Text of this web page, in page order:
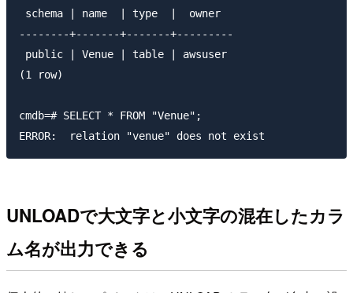
schema | name  | type  |  owner
--------+-------+-------+---------
public | Venue | table | awsuser
(1 row)
cmdb=# SELECT * FROM "Venue";
UNLOADで大文字と小文字の混在したカラ
ム名が出力できる